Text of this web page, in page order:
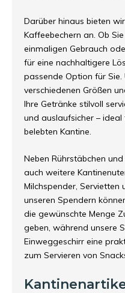
Darüber hinaus bieten
Kaffeebechern an. Ob
einmaligen Gebrauch
für eine nachhaltigere
passende Option für Sie.
verschiedenen Größen
Ihre Getränke stilvoll
und auslaufsicher –
belebten Kantine.
Neben Rührstäbchen
auch weitere
Milchspender, Servietten
unseren Spendern
die gewünschte Menge
geben, während unsere
Einweggeschirr eine
zum Servieren von